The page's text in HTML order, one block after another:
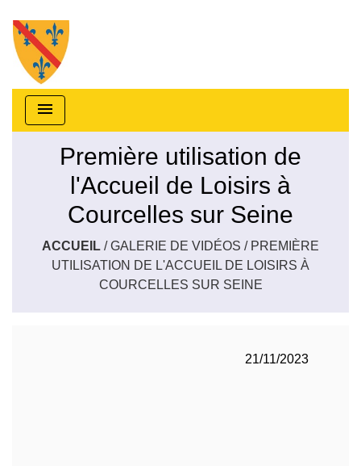
menu
Première utilisation de
l'Accueil de Loisirs à
Courcelles sur Seine
ACCUEIL /GALERIE DE VIDÉOS / PREMIÈRE
UTILISATION DE L'ACCUEIL DE LOISIRS À
COURCELLES SUR SEINE
21/11/2023